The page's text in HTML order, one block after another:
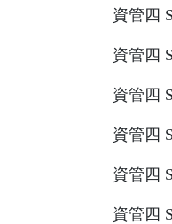
資管四
資管四
資管四
資管四
資管四
資管四